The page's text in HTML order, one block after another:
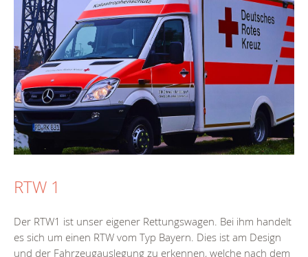
RTW 1
Der RTW1 ist unser eigener Rettungswagen. Bei ihm handelt
es sich um einen RTW vom Typ Bayern. Dies ist am Design
und der Fahrzeugauslegung zu erkennen, welche nach dem